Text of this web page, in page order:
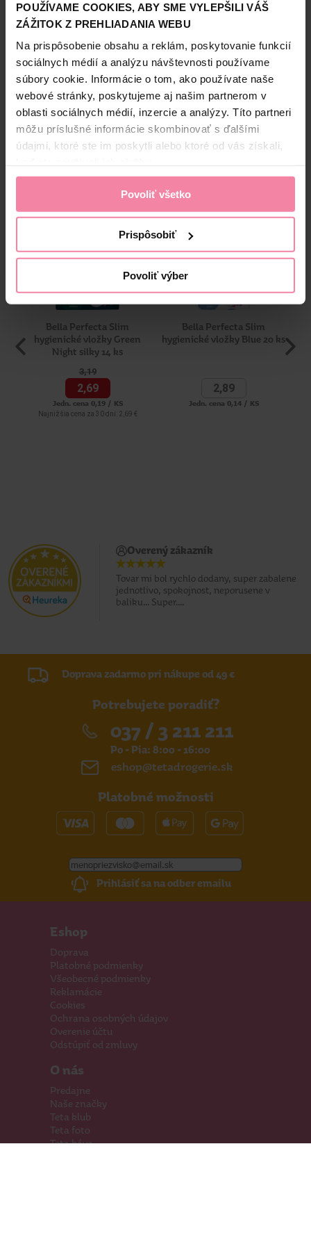
POUŽÍVAME COOKIES, ABY SME VYLEPŠILI VÁŠ
ZÁŽITOK Z PREHLIADANIA WEBU
Na prispôsobenie obsahu a reklám, poskytovanie funkcií
sociálnych médií a analýzu návštevnosti používame
súbory cookie. Informácie o tom, ako používate naše
webové stránky, poskytujeme aj našim partnerom v
oblasti sociálnych médií, inzercie a analýzy. Títo partneri
môžu príslušné informácie skombinovať s ďalšími
údajmi, ktoré ste im poskytli alebo ktoré od vás získali,
Povoliť všetko
Prispôsobiť
Povoliť výber
Napriek svojej vysokej účinnosti zostávajú vložky
mimoriadne tenké s hrúbkou len 2 mm. Priedušnosť vložky
Cover chránia pokožku aj pred najmenším podráždením.
Vyrobené bez použita chlóru, farbív a vôní vďaka čomu je
vyrobok vhodný pre citlivú, alergickú a atopickú pokožku.
Bella Perfecta Pure Night kombinuje jemnosť s vysokou
savosťou čím zaisťuje pocit sviežosti a bezpečia počas
celej noci. Výrobok má certifikáty OEKO-TEX, Vegan a
Atopic Friendly, čo potvrdzuje jeho šetrné zloženie a
vhodnosť pre potreby náročnej pokožky.
Informácie o výrobcovi
BLL
Zobraziť viac
Bezpečnosť a balenie
Zloženie
High-contrast mode
Alternatívne produkty
Bella Perfecta Slim
hygienické vložky Green
Night silky 14 ks
3,19
2,69
Jedn. cena 0,19 / KS
Najnižšia cena za 30 dní: 2,69 €
Bella Perfecta Slim
hygienické vložky Blue 20 ks
2,89
Jedn. cena 0,14 / KS
Overený zákazník
Tovar mi bol rychlo dodany, super zabalene
jednotlivo, spokojnost, neporusene v
baliku... Super....
Doprava zadarmo pri nákupe od 49 €
Potrebujete poradiť?
037 / 3 211 211
Po - Pia: 8:00 - 16:00
eshop@tetadrogerie.sk
Platobné možnosti
Prihlásiť sa na odber emailu
Eshop
Doprava
Platobné podmienky
Všeobecné podmienky
Reklamácie
Cookies
Ochrana osobných údajov
Overenie účtu
Odstúpiť od zmluvy
O nás
Predajne
Naše značky
Teta klub
Teta foto
Teta káva